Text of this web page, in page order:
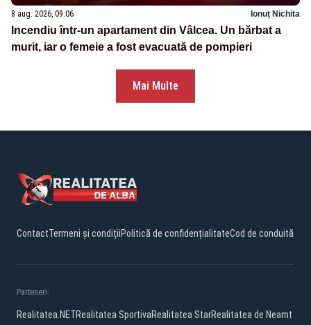
8 aug. 2026, 09:06 Ionuț Nichita
Incendiu într-un apartament din Vâlcea. Un bărbat a
murit, iar o femeie a fost evacuată de pompieri
Mai Multe
ContactTermeni și condițiiPolitică de confidențialitateCod de conduită
Parteneri:
Realitatea.NETRealitatea SportivaRealitatea StarRealitatea de Neamt